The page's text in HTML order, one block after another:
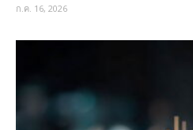
ก.ค. 16, 2026